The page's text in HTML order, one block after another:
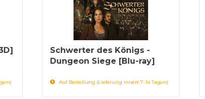
Schwerter des Königs -
Dungeon Siege [Blu-ray]
Auf Bestellung (Lieferung innert 7-14 Tagen)